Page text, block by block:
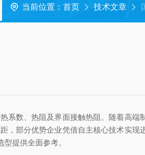
当前位置： 首页 技术文章
数、热阻及界面接触热阻。随着高端
，部分优势企业凭借自主核心技术实现
提供全面参考。